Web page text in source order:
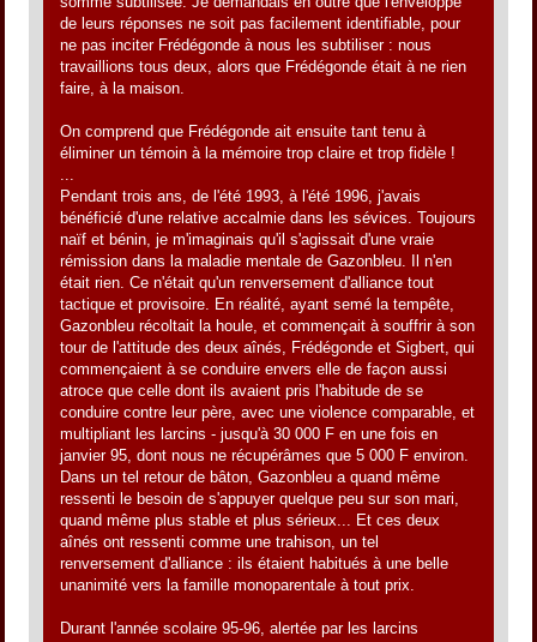
de leurs réponses ne soit pas facilement identifiable, pour
ne pas inciter Frédégonde à nous les subtiliser : nous
travaillions tous deux, alors que Frédégonde était à ne rien
faire, à la maison.
On comprend que Frédégonde ait ensuite tant tenu à
éliminer un témoin à la mémoire trop claire et trop fidèle !
Pendant trois ans, de l'été 1993, à l'été 1996, j'avais
bénéficié d'une relative accalmie dans les sévices. Toujours
naïf et bénin, je m'imaginais qu'il s'agissait d'une vraie
rémission dans la maladie mentale de Gazonbleu. Il n'en
était rien. Ce n'était qu'un renversement d'alliance tout
tactique et provisoire. En réalité, ayant semé la tempête,
Gazonbleu récoltait la houle, et commençait à souffrir à son
tour de l'attitude des deux aînés, Frédégonde et Sigbert, qui
commençaient à se conduire envers elle de façon aussi
atroce que celle dont ils avaient pris l'habitude de se
conduire contre leur père, avec une violence comparable, et
multipliant les larcins - jusqu'à 30 000 F en une fois en
janvier 95, dont nous ne récupérâmes que 5 000 F environ.
Dans un tel retour de bâton, Gazonbleu a quand même
ressenti le besoin de s'appuyer quelque peu sur son mari,
quand même plus stable et plus sérieux... Et ces deux
aînés ont ressenti comme une trahison, un tel
renversement d'alliance : ils étaient habitués à une belle
unanimité vers la famille monoparentale à tout prix.
Durant l'année scolaire 95-96, alertée par les larcins